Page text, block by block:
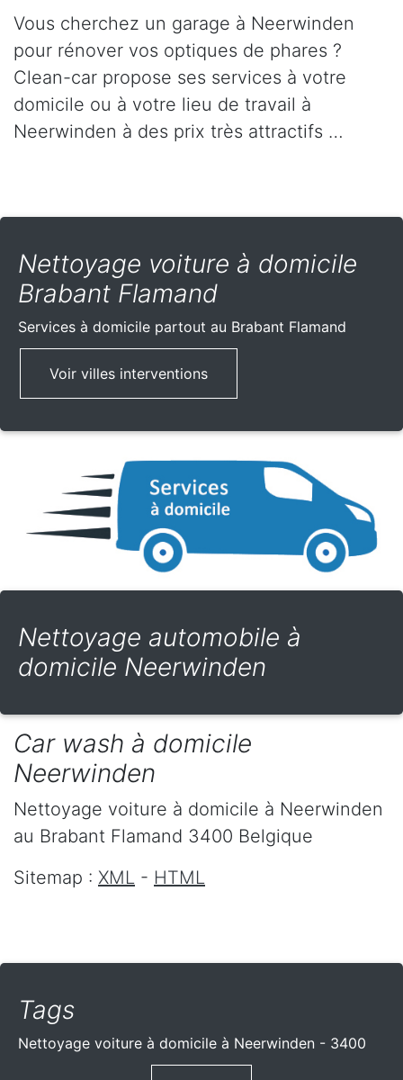
Vous cherchez un garage à Neerwinden
pour rénover vos optiques de phares ?
Clean-car propose ses services à votre
domicile ou à votre lieu de travail à
Neerwinden à des prix très attractifs …
Nettoyage voiture à domicile
Brabant Flamand
Services à domicile partout au Brabant Flamand
Voir villes interventions
Nettoyage automobile à
domicile Neerwinden
Car wash à domicile
Neerwinden
Nettoyage voiture à domicile à Neerwinden
au Brabant Flamand 3400 Belgique
Sitemap : XML - HTML
Tags
Nettoyage voiture à domicile à Neerwinden - 3400